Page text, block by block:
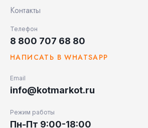
Контакты
Телефон
8 800 707 68 80
НАПИСАТЬ В WHATSAPP
Email
info@kotmarkot.ru
Режим работы
Пн-Пт 9:00-18:00